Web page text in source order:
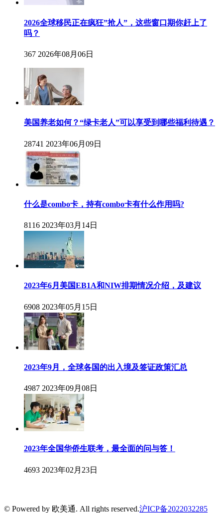
2026全球移民正在疯狂”抢人”，这些窗口期你赶上了
吗？
367 2026年08月06日
美国养老如何？“绿卡老人”可以享受到哪些福利待遇？
28741 2023年06月09日
什么是combo卡，持有combo卡有什么作用吗?
8116 2023年03月14日
2023年6月美国EB1A和NIW排期情况介绍，及建议
6908 2023年05月15日
2023年9月，全球各国的出入境及签证政策汇总
4987 2023年09月08日
2023年全国华侨生联考，最全面的问与答！
4693 2023年02月23日
© Powered by 欧美通. All rights reserved.沪ICP备2022032285